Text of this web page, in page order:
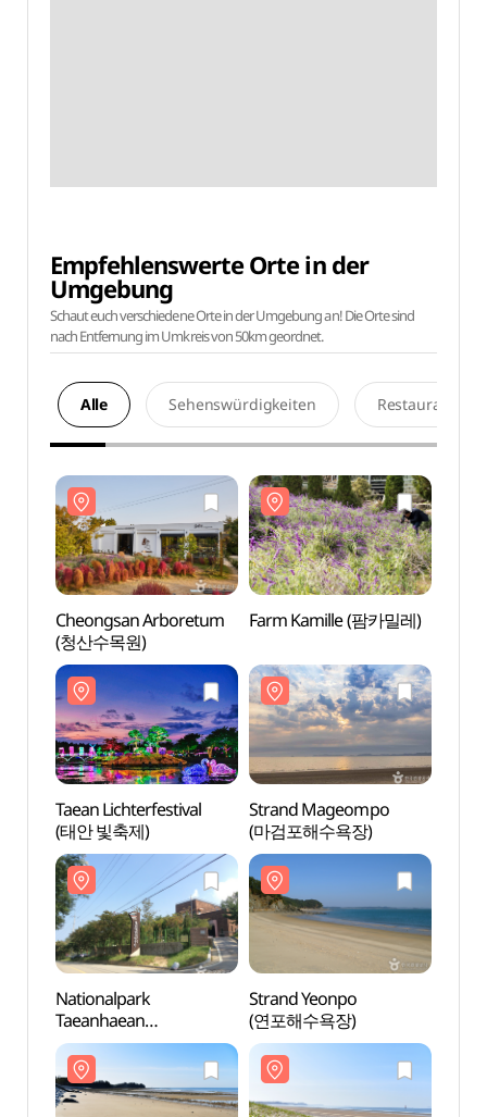
Empfehlenswerte Orte in der
Umgebung
Schaut euch verschiedene Orte in der Umgebung an! Die Orte sind
nach Entfernung im Umkreis von 50km geordnet.
Alle Sehenswürdigkeiten Restaurants
Cheongsan Arboretum
(청산수목원)
Farm Kamille (팜카밀레)
Taean Lichterfestival
(태안 빛축제)
Strand Mageompo
(마검포해수욕장)
Nationalpark
Taeanhaean
(태안해안국립공원)
Strand Yeonpo
(연포해수욕장)